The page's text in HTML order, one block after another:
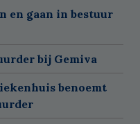
en gaan in bestuur
bij Gemiva
benoemt